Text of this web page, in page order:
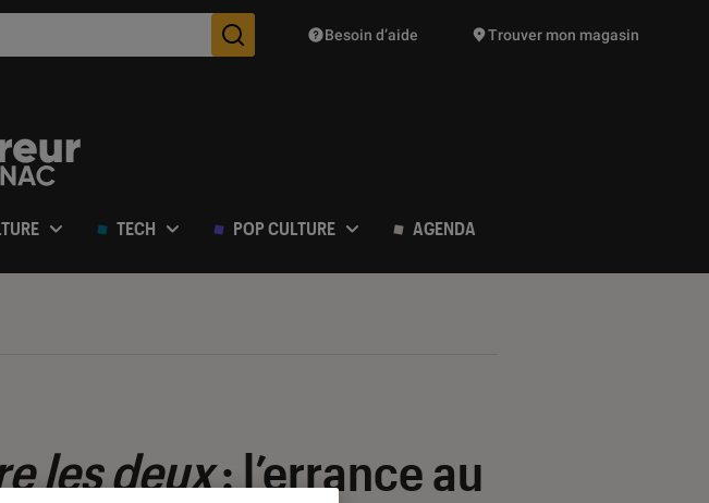
Des suggestions de produits vont vous être proposées
Besoin d’aide Trouver mon magasin
TECH POP CULTURE AGENDA
les deux: l’errance au